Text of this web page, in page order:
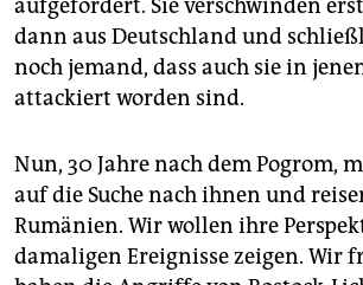
aufgefordert. Sie verschwinden
dann aus Deutschland und
noch jemand, dass auch sie in
attackiert worden sind.
Nun, 30 Jahre nach dem Pogrom,
auf die Suche nach ihnen und
Rumänien. Wir wollen ihre
damaligen Ereignisse zeigen. Wir